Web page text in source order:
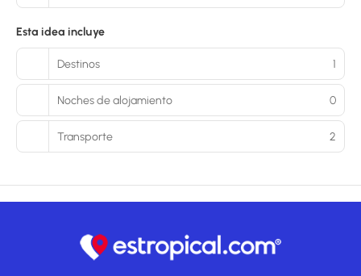
Esta idea incluye
Destinos 1
Noches de alojamiento 0
Transporte 2